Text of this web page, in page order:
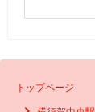
トップページ